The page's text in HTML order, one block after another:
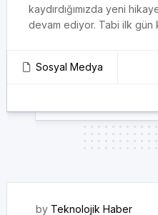
kaydırdığımızda yeni
devam ediyor. Tabi ilk gün
Sosyal Medya
by Teknolojik Haber